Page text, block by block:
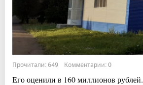
Прочитали: 649 Комментарии: 0
Его оценили в 160 миллионов рублей.